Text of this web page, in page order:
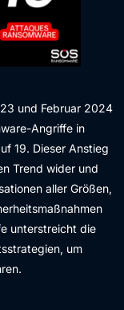
und Februar 2024
Angriffe in
19. Dieser Anstieg
Trend wider und
aller Größen,
unterstreicht die
um